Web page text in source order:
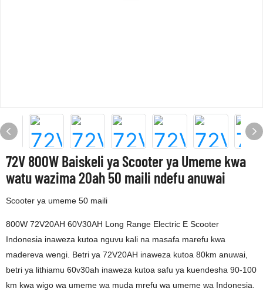
72V 800W Baiskeli ya Scooter ya Umeme kwa
watu wazima 20ah 50 maili ndefu anuwai
Scooter ya umeme 50 maili
800W 72V20AH 60V30AH Long Range Electric E Scooter
Indonesia inaweza kutoa nguvu kali na masafa marefu kwa
madereva wengi. Betri ya 72V20AH inaweza kutoa 80km anuwai,
betri ya lithiamu 60v30ah inaweza kutoa safu ya kuendesha 90-100
km kwa wigo wa umeme wa muda mrefu wa umeme wa Indonesia.